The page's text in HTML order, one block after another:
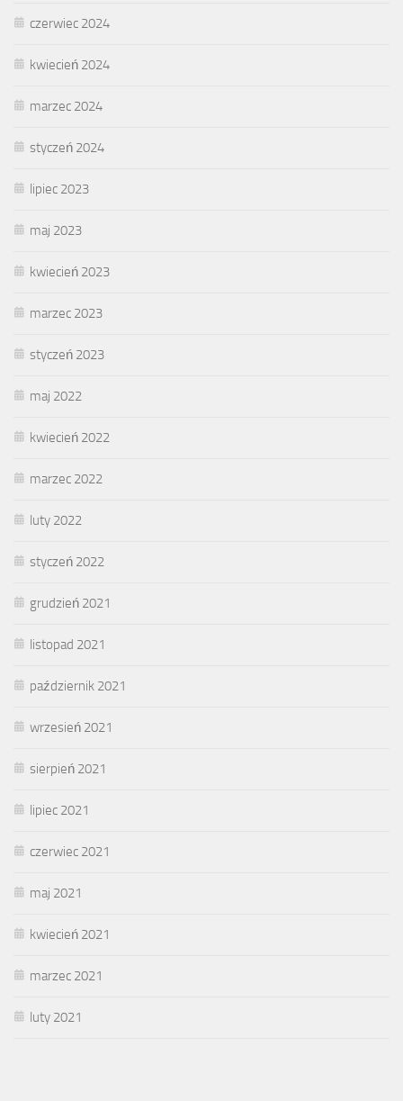
czerwiec 2024
kwiecień 2024
marzec 2024
styczeń 2024
lipiec 2023
maj 2023
kwiecień 2023
marzec 2023
styczeń 2023
maj 2022
kwiecień 2022
marzec 2022
luty 2022
styczeń 2022
grudzień 2021
listopad 2021
październik 2021
wrzesień 2021
sierpień 2021
lipiec 2021
czerwiec 2021
maj 2021
kwiecień 2021
marzec 2021
luty 2021